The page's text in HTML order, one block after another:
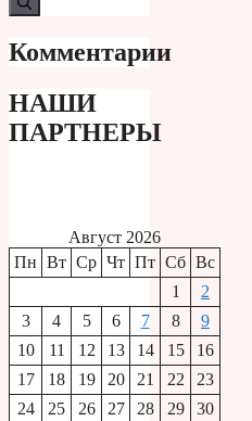
Комментарии
НАШИ
ПАРТНЕРЫ
Август 2026
Пн Вт Ср Чт Пт Сб Вс
1
2
3
4 5 6 7 8
9
10
11 12 13 14 15
16
17
18 19 20 21 22
23
24
25 26 27 28 29
30